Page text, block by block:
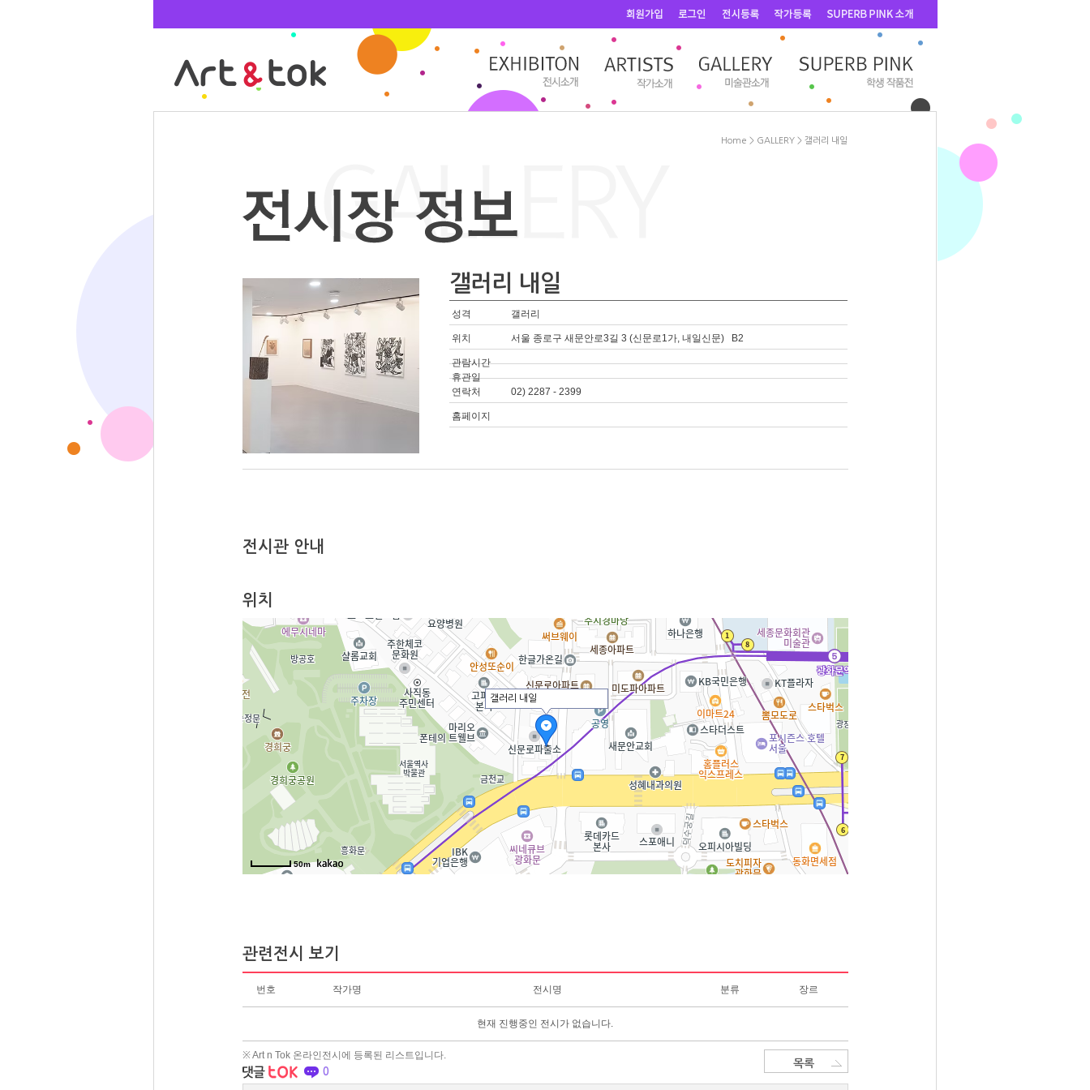
Home > GALLERY> 갤러리 내일
갤러리 내일
성격 갤러리
위치 서울 종로구 새문안로3길 3 (신문로1가, 내일신문) B2
관람시간
휴관일
연락처
02) 2287 - 2399
홈페이지
전시관 안내
위치
갤러리 내일
50m
관련전시 보기
번호 작가명 전시명 분류 장르
현재 진행중인 전시가 없습니다.
※ Art n Tok 온라인전시에 등록된 리스트입니다.
목록
0